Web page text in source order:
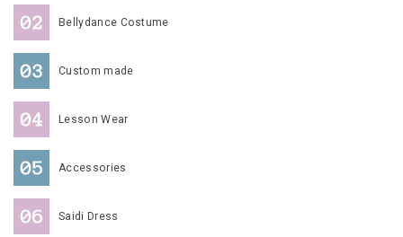
Bellydance Costume
Custom made
Lesson Wear
Accessories
Saidi Dress